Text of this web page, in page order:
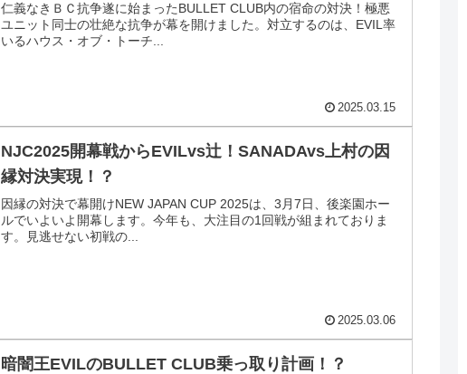
仁義なきＢＣ抗争遂に始まったBULLET CLUB内の宿命の対決！極悪
ユニット同士の壮絶な抗争が幕を開けました。対立するのは、EVIL率
いるハウス・オブ・トーチ...
2025.03.15
NJC2025開幕戦からEVILvs辻！SANADAvs上村の因
縁対決実現！？
因縁の対決で幕開けNEW JAPAN CUP 2025は、3月7日、後楽園ホー
ルでいよいよ開幕します。今年も、大注目の1回戦が組まれておりま
す。見逃せない初戦の...
2025.03.06
暗闇王EVILのBULLET CLUB乗っ取り計画！？